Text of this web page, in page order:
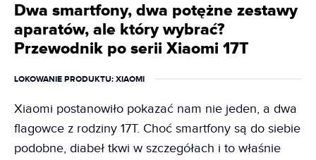
Dwa smartfony, dwa potężne zestawy
aparatów, ale który wybrać?
Przewodnik po serii Xiaomi 17T
LOKOWANIE PRODUKTU: XIAOMI
Xiaomi postanowiło pokazać nam nie jeden, a dwa
flagowce z rodziny 17T. Choć smartfony są do siebie
podobne, diabeł tkwi w szczegółach i to właśnie